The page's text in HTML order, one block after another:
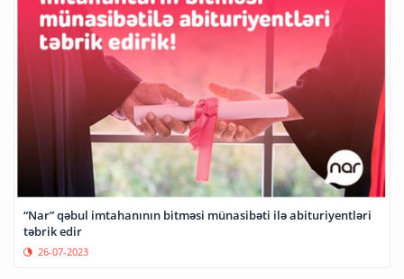
“Nar” qəbul imtahanının bitməsi münasibəti ilə abituriyentləri
təbrik edir
26-07-2023